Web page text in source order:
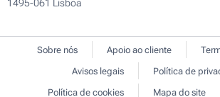
1495-061 Lisboa
Sobre nós Apoio ao cliente
Avisos legais
Política de
Política de cookies
Mapa do site